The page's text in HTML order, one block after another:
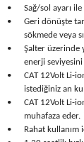
•
Sağ/sol ayarı
•
Geri dönüşte
sökmede veya
•
Şalter üzerinde
enerji
•
CAT 12Volt Li-
istediğiniz an
•
CAT 12Volt Li-
muhafaza eder.
•
Rahat